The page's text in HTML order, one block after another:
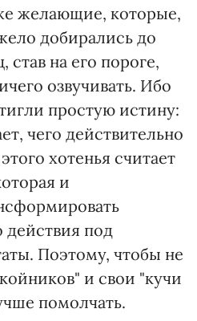
желающие, которые,
добирались до
став на его пороге,
озвучивать. Ибо
простую истину:
чего действительно
хотенья считает
и
действия под
Поэтому, чтобы не
и свои "кучи
помолчать.